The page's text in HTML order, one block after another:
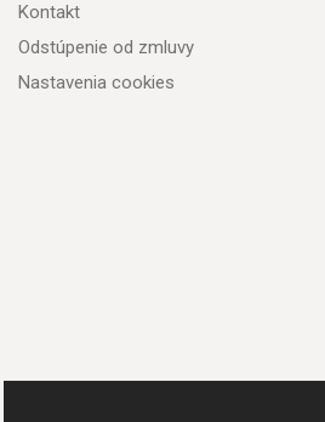
Kontakt
Odstúpenie od zmluvy
Nastavenia cookies